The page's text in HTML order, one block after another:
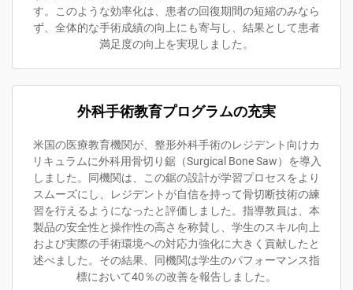
す。このような効率化は、患者の回復期間の短縮のみなら
ず、全体的な手術成績の向上にも寄与し、結果として患者
満足度の向上を実現しました。
外科手術教育プログラムの充実
米国の医療教育機関が、整形外科手術のレジデント向けカ
リキュラムに外科用骨切り鋸（Surgical Bone Saw）を導入
しました。同機関は、この鋸の設計が学習プロセスをより
スムーズにし、レジデントが自信を持って骨切断技術の練
習を行えるようになったと評価しました。指導教員は、本
製品の安全性と操作性の高さを称賛し、学生のスキル向上
および実際の手術環境への対応力強化に大きく貢献したと
述べました。その結果、同機関は学生のパフォーマンス指
標において40％の改善を報告しました。